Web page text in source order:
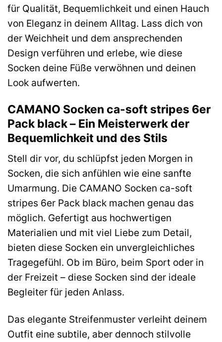
für Qualität, Bequemlichkeit und einen Hauch
von Eleganz in deinem Alltag. Lass dich von
der Weichheit und dem ansprechenden
Design verführen und erlebe, wie diese
Socken deine Füße verwöhnen und deinen
Look aufwerten.
CAMANO Socken ca-soft stripes 6er
Pack black – Ein Meisterwerk der
Bequemlichkeit und des Stils
Stell dir vor, du schlüpfst jeden Morgen in
Socken, die sich anfühlen wie eine sanfte
Umarmung. Die CAMANO Socken ca-soft
stripes 6er Pack black machen genau das
möglich. Gefertigt aus hochwertigen
Materialien und mit viel Liebe zum Detail,
bieten diese Socken ein unvergleichliches
Tragegefühl. Ob im Büro, beim Sport oder in
der Freizeit – diese Socken sind der ideale
Begleiter für jeden Anlass.
Das elegante Streifenmuster verleiht deinem
Outfit eine subtile, aber dennoch stilvolle